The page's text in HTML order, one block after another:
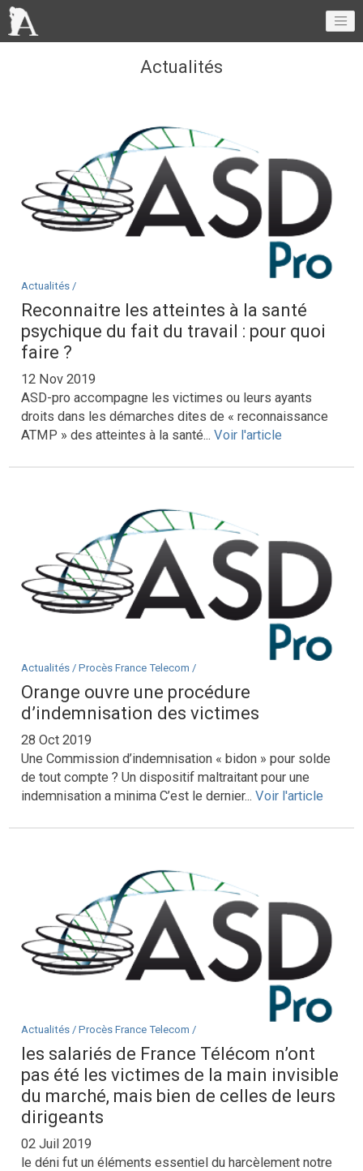
Actualités
Actualités /
Reconnaitre les atteintes à la santé
psychique du fait du travail : pour quoi
faire ?
12 Nov 2019
ASD-pro accompagne les victimes ou leurs ayants
droits dans les démarches dites de « reconnaissance
ATMP » des atteintes à la santé...Voir l'article
Actualités /Procès France Telecom /
Orange ouvre une procédure
d’indemnisation des victimes
28 Oct 2019
Une Commission d’indemnisation « bidon » pour solde
de tout compte ? Un dispositif maltraitant pour une
indemnisation a minima C’est le dernier...Voir l'article
Actualités /Procès France Telecom /
les salariés de France Télécom n’ont
pas été les victimes de la main invisible
du marché, mais bien de celles de leurs
dirigeants
02 Juil 2019
le déni fut un éléments essentiel du harcèlement notre